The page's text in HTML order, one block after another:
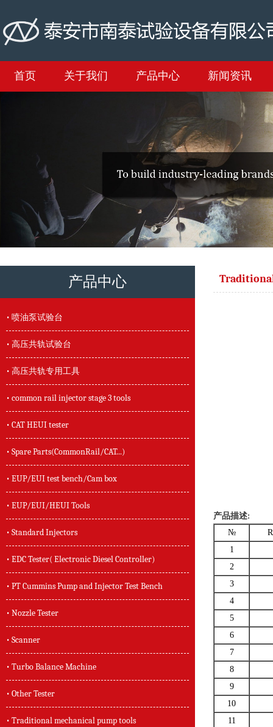
首页 关于我们 产品中心 新闻资讯
产品中心
• 喷油泵试验台
• 高压共轨试验台
• 高压共轨专用工具
• common rail injector stage 3 tools
• CAT HEUI tester
• Spare Parts(CommonRail/CAT...)
• EUP/EUI test bench/Cam box
• EUP/EUI/HEUI Tools
• Standard Injectors
• EDC Tester( Electronic Diesel Controller)
• PT Cummins Pump and Injector Test Bench
• Nozzle Tester
• Scanner
• Turbo Balance Machine
• Other Tester
• Traditional mechanical pump tools
产品描述:
№
1
2
3
4
5
6
7
8
9
10
11